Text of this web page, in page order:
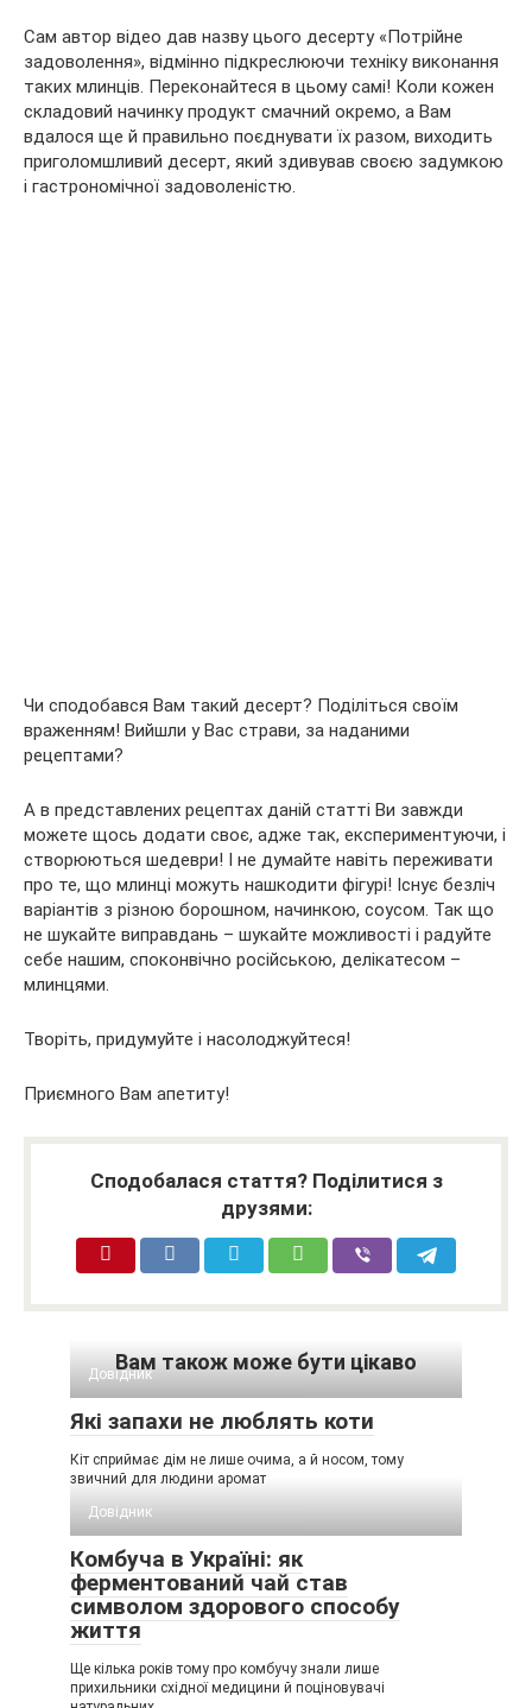
Сам автор відео дав назву цього десерту «Потрійне
задоволення», відмінно підкреслюючи техніку виконання
таких млинців. Переконайтеся в цьому самі! Коли кожен
складовий начинку продукт смачний окремо, а Вам
вдалося ще й правильно поєднувати їх разом, виходить
приголомшливий десерт, який здивував своєю задумкою
і гастрономічної задоволеністю.
Чи сподобався Вам такий десерт? Поділіться своїм
враженням! Вийшли у Вас страви, за наданими
рецептами?
А в представлених рецептах даній статті Ви завжди
можете щось додати своє, адже так, експериментуючи, і
створюються шедеври! І не думайте навіть переживати
про те, що млинці можуть нашкодити фігурі! Існує безліч
варіантів з різною борошном, начинкою, соусом. Так що
не шукайте виправдань – шукайте можливості і радуйте
себе нашим, споконвічно російською, делікатесом –
млинцями.
Творіть, придумуйте і насолоджуйтеся!
Приємного Вам апетиту!
Сподобалася стаття? Поділитися з
друзями:
Вам також може бути цікаво
Довідник
Які запахи не люблять коти
Кіт сприймає дім не лише очима, а й носом, тому
звичний для людини аромат
Довідник
Комбуча в Україні: як
ферментований чай став
символом здорового способу
життя
Ще кілька років тому про комбучу знали лише
прихильники східної медицини й поціновувачі